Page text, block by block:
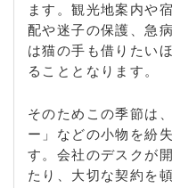
ます。観光地案内や
配や迷子の保護、急
は猫の手も借りたい
ることとなります。
そのためこの季節は
ー」などの小物を紛
す。会社のデスクが
たり、大切な契約を